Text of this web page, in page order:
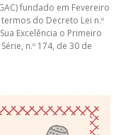
fundado em Fevereiro
do Decreto Lei n.º
Excelência o Primeiro
n.º 174, de 30 de